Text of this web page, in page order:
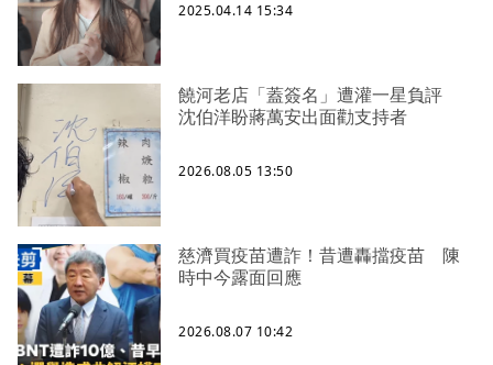
2025.04.14 15:34
饒河老店「蓋簽名」遭灌一星負評
沈伯洋盼蔣萬安出面勸支持者
2026.08.05 13:50
慈濟買疫苗遭詐！昔遭轟擋疫苗 陳
時中今露面回應
2026.08.07 10:42